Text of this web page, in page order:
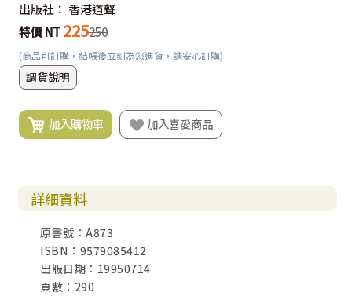
出版社： 香港道聲
特價 NT 225250
(商品可訂購，結帳後立刻為您進貨，請安心訂購)
調貨說明
加入購物車 加入喜愛商品
詳細資料
原書號：A873
ISBN：9579085412
出版日期：19950714
頁數：290